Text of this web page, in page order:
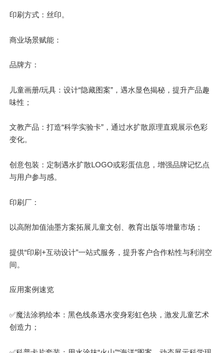
印刷方式：丝印。
商业场景赋能：
品牌方 ：
儿童画册/玩具：设计“隐藏图案”，遇水显色揭秘，提升产品趣
味性；
文教产品：打造“科学实验卡”，通过水扩散原理直观展示色彩
变化。
创意包装：定制遇水扩散LOGO或彩蛋信息，增强品牌记忆点
与用户参与感。
印刷厂：
以高附加值油墨方案拓展儿童文创、教育出版等增量市场；
提供“印刷+互动设计”一站式服务，提升客户合作粘性与利润空
间。
应用案例速览
✅魔法涂鸦绘本：黑色线条遇水变身彩虹色块，激发儿童艺术
创造力；